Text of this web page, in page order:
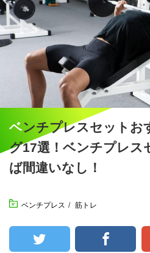
ベンチプレスセットおすすめ人気ランキン
グ17選！ベンチプレス
ば間違いなし！
ベンチプレス / 筋トレ